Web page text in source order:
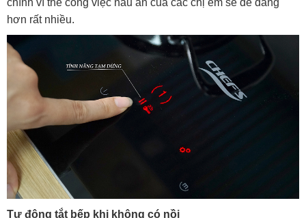
hơn rất nhiều.
Tự động tắt bếp khi không có nồi